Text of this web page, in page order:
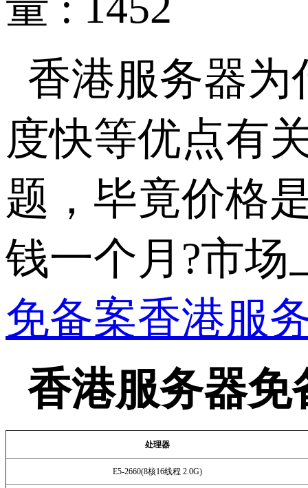
香港服务器为
度快等优点有
题，毕竟价格
钱一个月?市
免备案香港服
香港服务器免
处理器
E5-2660(8核16线程 2.0G)